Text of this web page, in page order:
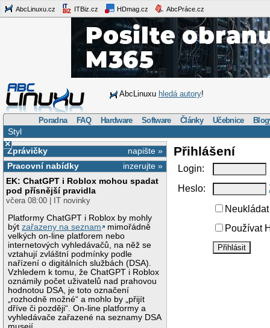
AbcLinuxu.cz ITBiz.cz HDmag.cz AbcPráce.cz
AbcLinuxu hledá autory!
Poradna FAQ Hardware Software Články Učebnice
Styl
×
napište »
Zprávičky
inzerujte »
Pracovní nabídky
EK: ChatGPT i Roblox mohou spadat
pod přísnější pravidla
včera 08:00 | IT novinky
Platformy ChatGPT i Roblox by mohly
býtzařazeny na seznam
mimořádně
velkých on-line platforem nebo
internetových vyhledávačů, na něž se
vztahují zvláštní podmínky podle
nařízení o digitálních službách (DSA).
Vzhledem k tomu, že ChatGPT i Roblox
oznámily počet uživatelů nad prahovou
hodnotou DSA, je toto označení
„rozhodně možné“ a mohlo by „přijít
dříve či později“. On-line platformy a
vyhledávače zařazené na seznamy DSA
Přihlášení
Login:
Heslo:
Používat